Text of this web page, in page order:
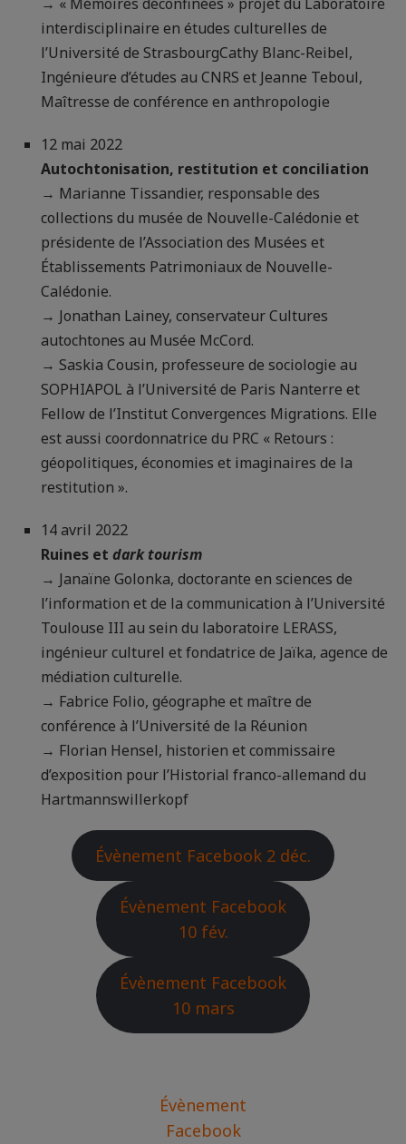
interdisciplinaire en études culturelles de
l’Université de StrasbourgCathy Blanc-Reibel,
Ingénieure d’études au CNRS et Jeanne Teboul,
Maîtresse de conférence en anthropologie
12 mai 2022
Autochtonisation, restitution et conciliation
→ Marianne Tissandier, responsable des
collections du musée de Nouvelle-Calédonie et
présidente de l’Association des Musées et
Établissements Patrimoniaux de Nouvelle-
Calédonie.
→ Jonathan Lainey, conservateur Cultures
autochtones au Musée McCord.
→ Saskia Cousin, professeure de sociologie au
SOPHIAPOL à l’Université de Paris Nanterre et
Fellow de l’Institut Convergences Migrations. Elle
est aussi coordonnatrice du PRC « Retours :
géopolitiques, économies et imaginaires de la
restitution ».
14 avril 2022
Ruines et dark tourism
→ Janaïne Golonka, doctorante en sciences de
l’information et de la communication à l’Université
Toulouse III au sein du laboratoire LERASS,
ingénieur culturel et fondatrice de Jaïka, agence de
médiation culturelle.
→ Fabrice Folio, géographe et maître de
conférence à l’Université de la Réunion
→ Florian Hensel, historien et commissaire
d’exposition pour l’Historial franco-allemand du
Hartmannswillerkopf
Évènement Facebook 2 déc.
Évènement Facebook
10 fév.
Évènement Facebook
10 mars
Évènement
Facebook